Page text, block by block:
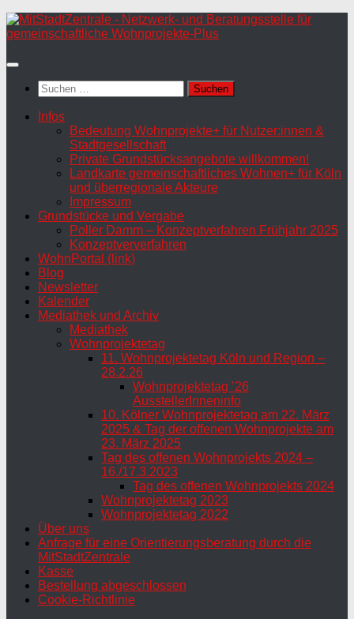
Zum
Inhalt
Suchen
nach:
Infos
Bedeutung Wohnprojekte+ für Nutzer:innen &
Stadtgesellschaft
Private Grundstücksangebote willkommen!
Landkarte gemeinschaftliches Wohnen+ für Köln
und überregionale Akteure
Impressum
Grundstücke und Vergabe
Poller Damm – Konzeptverfahren Frühjahr 2025
Konzeptververfahren
WohnPortal (link)
Blog
Newsletter
Kalender
Mediathek und Archiv
Mediathek
Wohnprojektetag
11. Wohnprojektetag Köln und Region –
28.2.26
Wohnprojektetag ’26
AusstellerInneninfo
10. Kölner Wohnprojektetag am 22. März
2025 & Tag der offenen Wohnprojekte am
23. März 2025
Tag des offenen Wohnprojekts 2024 –
16./17.3.2023
Tag des offenen Wohnprojekts 2024
Wohnprojektetag 2023
Wohnprojektetag 2022
Über uns
Anfrage für eine Orientierungsberatung durch die
MitStadtZentrale
Kasse
Bestellung abgeschlossen
Cookie-Richtlinie